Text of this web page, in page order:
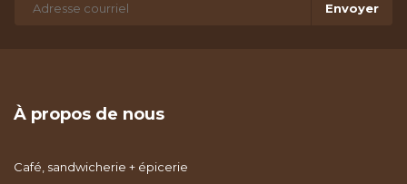
Envoyer
À propos de nous
Café, sandwicherie + épicerie